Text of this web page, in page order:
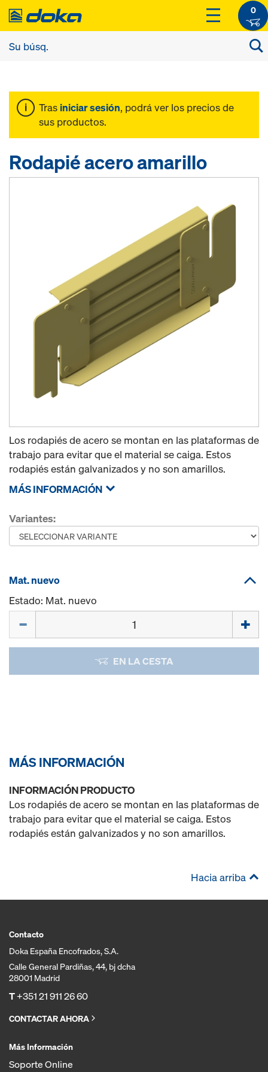
0
Tras iniciar sesión, podrá ver los precios de
sus productos.
Rodapié acero amarillo
Los rodapiés de acero se montan en las plataformas de
trabajo para evitar que el material se caiga. Estos
rodapiés están galvanizados y no son amarillos.
MÁS INFORMACIÓN
Variantes:
Mat. nuevo
Estado: Mat. nuevo
EN LA CESTA
MÁS INFORMACIÓN
INFORMACIÓN PRODUCTO
Los rodapiés de acero se montan en las plataformas de
trabajo para evitar que el material se caiga. Estos
rodapiés están galvanizados y no son amarillos.
Hacia arriba
Contacto
Doka España Encofrados, S.A.
Calle General Pardiñas, 44, bj dcha
28001 Madrid
T+351 21 911 26 60
CONTACTAR AHORA
Más Información
Soporte Online